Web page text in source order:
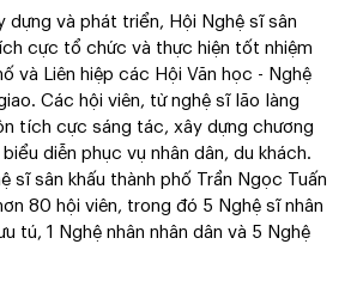
dựng và phát triển, Hội Nghệ sĩ sân
cực tổ chức và thực hiện tốt nhiệm
và Liên hiệp các Hội Văn học - Nghệ
Các hội viên, từ nghệ sĩ lão làng
tích cực sáng tác, xây dựng chương
diễn phục vụ nhân dân, du khách.
sĩ sân khấu thành phố Trần Ngọc Tuấn
80 hội viên, trong đó 5 Nghệ sĩ nhân
tú, 1 Nghệ nhân nhân dân và 5 Nghệ